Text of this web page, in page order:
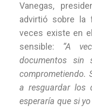
Vanegas,
advirtió sobre la
veces existe en
sensible: “A
documentos
comprometiendo.
a resguardar los
esperaría que si